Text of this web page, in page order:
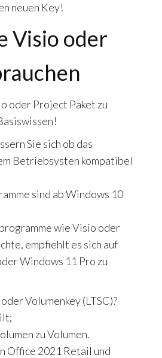
neuen Key!
Visio oder
oder Project Paket zu
Sie sich ob das
Betriebsysten kompatibel
sind ab Windows 10
wie Visio oder
empfiehlt es sich auf
Windows 11 Pro zu
Volumenkey (LTSC)?
zu Volumen.
Office 2021 Retail und